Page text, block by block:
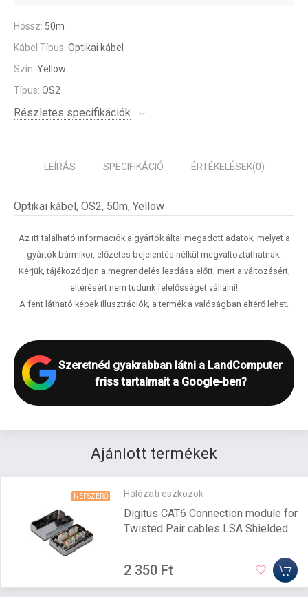
Hossz: 50m
Kábel Típus: Optikai kábel
Szín: Yellow
Típus: OS2
Részletes specifikációk
LEÍRÁS SPECIFIKÁCIÓ ÉRTÉKELÉSEK(0)
Optikai kábel, OS2, 50m, Yellow
Az itt található információk a gyártók által megadott adatok, melyet a
gyártók bármikor, előzetes bejelentés nélkül megváltoztathatnak.
Kérjük, tájékozódjon a megrendelés leadása előtt, mert a változásért,
eltérésért nem tudunk felelősséget vállalni!
A fent látható képek illusztrációk, a termék a valóságban eltérő lehet.
Szeretnéd gyakrabban látni a LandComputer
friss tartalmait a Google-ben?
Ajánlott termékek
NÉPSZERŰ Hálózati eszközök
Digitus CAT6 Connection module for
Twisted Pair cables LSA Shielded
2 350 Ft